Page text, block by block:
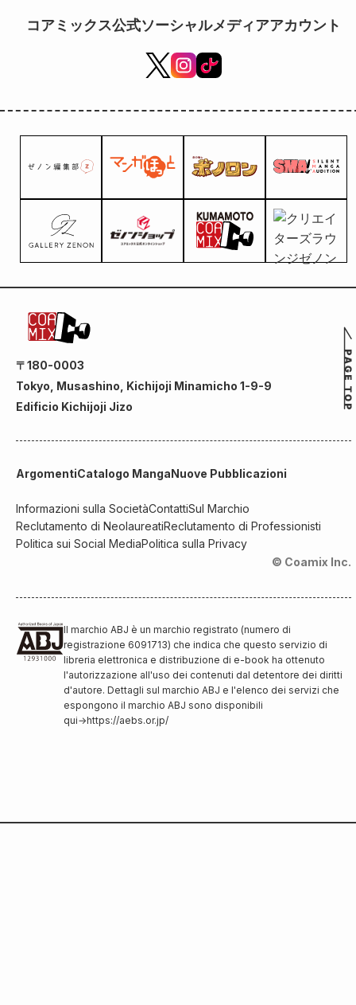
コアミックス公式ソーシャルメディアアカウント
〒180-0003
Tokyo, Musashino, Kichijoji Minamicho 1-9-9
Edificio Kichijoji Jizo
ArgomentiCatalogo MangaNuove Pubblicazioni
Informazioni sulla SocietàContattiSul Marchio
Reclutamento di NeolaureatiReclutamento di Professionisti
Politica sui Social MediaPolitica sulla Privacy
© Coamix Inc.
Il marchio ABJ è un marchio registrato (numero di
registrazione 6091713) che indica che questo servizio di
libreria elettronica e distribuzione di e-book ha ottenuto
l'autorizzazione all'uso dei contenuti dal detentore dei diritti
d'autore. Dettagli sul marchio ABJ e l'elenco dei servizi che
espongono il marchio ABJ sono disponibili
qui→https://aebs.or.jp/